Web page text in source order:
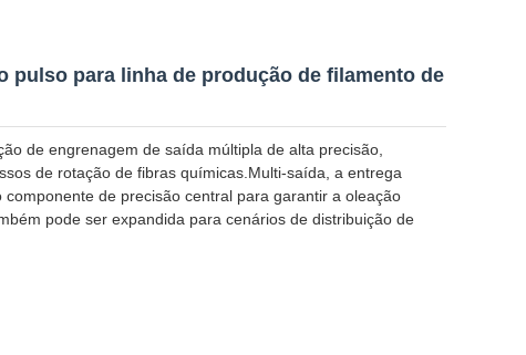
pulso para linha de produção de filamento de
de engrenagem de saída múltipla de alta precisão,
de rotação de fibras químicas.Multi-saída, a entrega
de precisão central para garantir a oleação
pode ser expandida para cenários de distribuição de